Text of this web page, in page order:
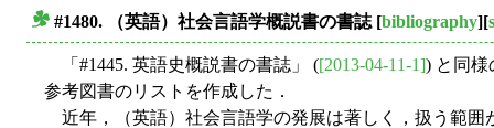
#1480. （英語）社会言語学概説書の書誌 [bibliography][
「#1445. 英語史概説書の書誌」 ([2013-04-11-1]) と同様
参考図書のリストを作成した．
近年，（英語）社会言語学の発展は著しく，扱う範囲